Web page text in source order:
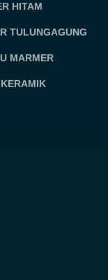
HITAM
TULUNGAGUNG
MARMER